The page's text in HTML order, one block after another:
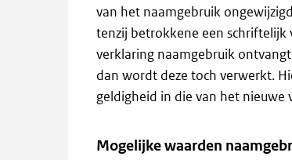
van het naamgebruik
tenzij betrokkene een
verklaring naamgebruik
dan wordt deze toch verwerkt.
geldigheid in die van het nieuwe
Mogelijke waarden